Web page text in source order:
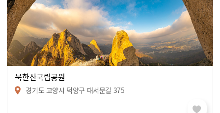
북한산국립공원
경기도 고양시 덕양구 대서문길 375